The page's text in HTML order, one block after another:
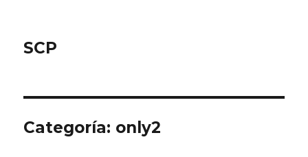
SCP
Categoría: only2